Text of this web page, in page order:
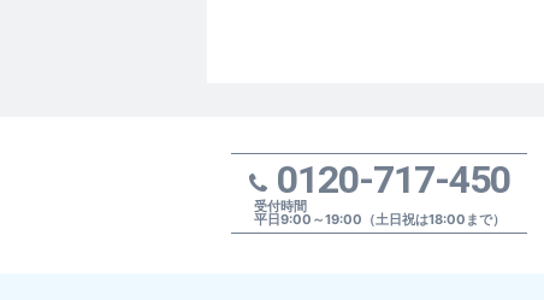
0120-717-450
受付時間
平日9:00～19:00（土日祝は18:00まで）